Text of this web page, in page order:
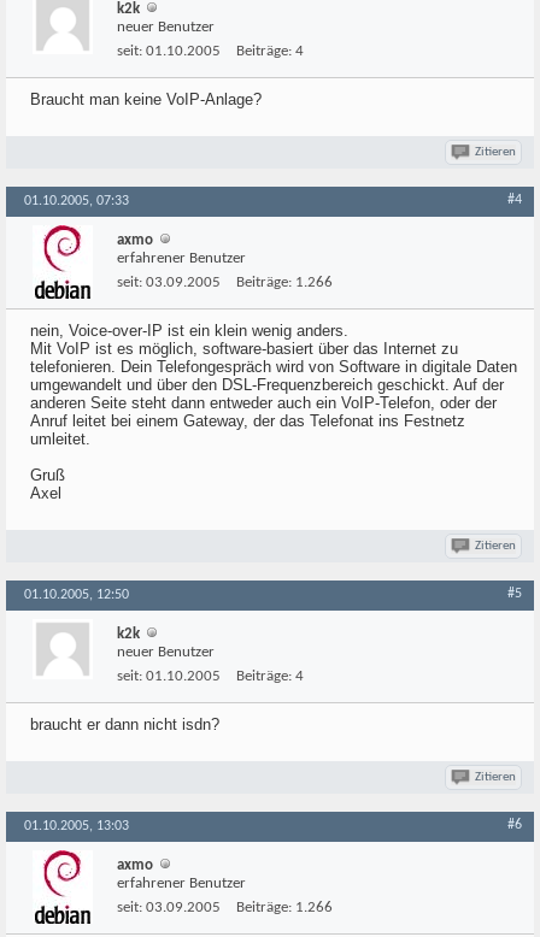
k2k
neuer Benutzer
seit: 01.10.2005 Beiträge: 4
Braucht man keine VoIP-Anlage?
Zitieren
01.10.2005, 07:33 #4
axmo
erfahrener Benutzer
seit: 03.09.2005 Beiträge: 1.266
nein, Voice-over-IP ist ein klein wenig anders.
Mit VoIP ist es möglich, software-basiert über das Internet zu
telefonieren. Dein Telefongespräch wird von Software in digitale Daten
umgewandelt und über den DSL-Frequenzbereich geschickt. Auf der
anderen Seite steht dann entweder auch ein VoIP-Telefon, oder der
Anruf leitet bei einem Gateway, der das Telefonat ins Festnetz
umleitet.
Gruß
Axel
Zitieren
01.10.2005, 12:50 #5
k2k
neuer Benutzer
seit: 01.10.2005 Beiträge: 4
braucht er dann nicht isdn?
Zitieren
01.10.2005, 13:03 #6
axmo
erfahrener Benutzer
seit: 03.09.2005 Beiträge: 1.266